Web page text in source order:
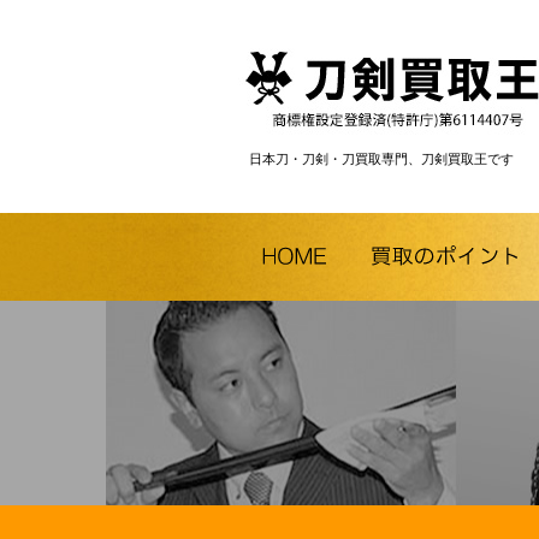
日本刀・刀剣・刀買取専門、刀剣買取王です